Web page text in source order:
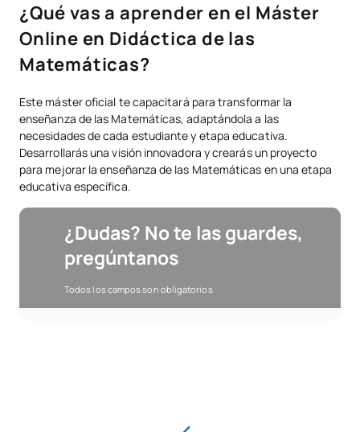
¿Qué vas a aprender en el Máster
Online en Didáctica de las
Matemáticas?
Este máster oficial te capacitará para transformar la
enseñanza de las Matemáticas, adaptándola a las
necesidades de cada estudiante y etapa educativa.
Desarrollarás una visión innovadora y crearás un proyecto
para mejorar la enseñanza de las Matemáticas en una etapa
educativa específica.
¿Dudas? No te las guardes,
pregúntanos
Todos los campos son obligatorios